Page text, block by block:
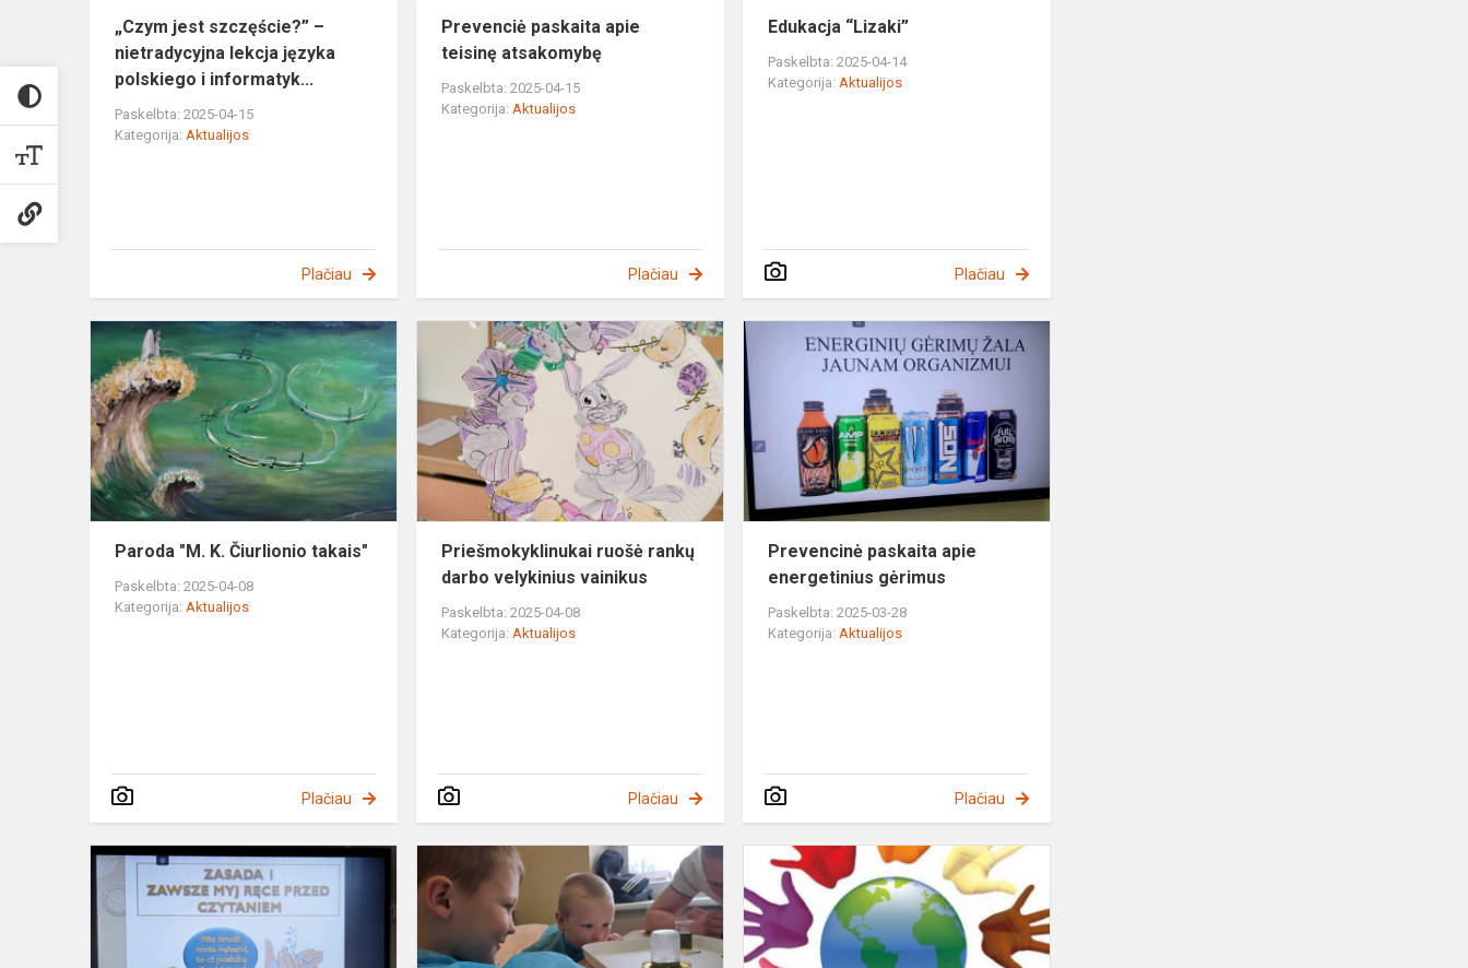
„Czym jest szczęście?” –
nietradycyjna lekcja języka
polskiego i informatyk...
Paskelbta: 2025-04-15
Kategorija: Aktualijos
Plačiau
Prevenciė paskaita apie
teisinę atsakomybę
Paskelbta: 2025-04-15
Kategorija:Aktualijos
Plačiau
Edukacja “Lizaki”
Paskelbta: 2025-04-14
Kategorija:Aktualijos
Plačiau
Paroda
"M.
K.
Čiurlionio
takais"
Paroda "M. K. Čiurlionio takais"
Paskelbta: 2025-04-08
Kategorija: Aktualijos
Plačiau
Priešmokyklinukai
ruošė
rankų
darbo
velykinius
vainikus
Priešmokyklinukai ruošė rankų
darbo velykinius vainikus
Paskelbta: 2025-04-08
Kategorija:Aktualijos
Plačiau
Prevencinė paskaita apie
energetinius gėrimus
Paskelbta: 2025-03-28
Kategorija:Aktualijos
Plačiau
świat
książek"
STEAM
eksperymenty
"Prieš
patyčias"